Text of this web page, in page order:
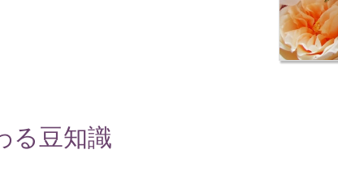
る豆知識